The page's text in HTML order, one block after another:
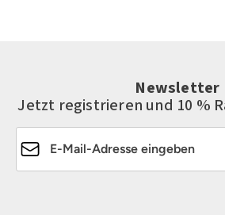
Newsletter
Jetzt registrieren und 10 %